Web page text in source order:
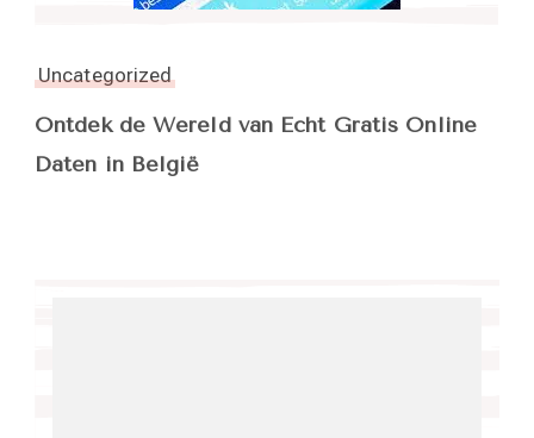
Uncategorized
Ontdek de Wereld van Echt Gratis Online
Daten in België